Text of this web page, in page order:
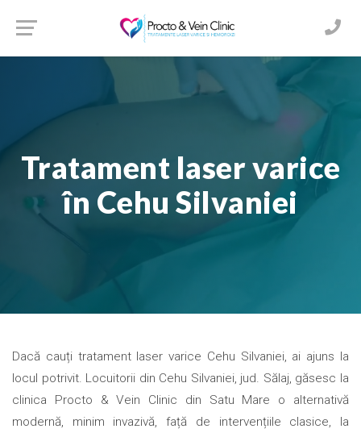
Tratament laser varice
în Cehu Silvaniei
Dacă cauți tratament laser varice Cehu Silvaniei, ai ajuns la
locul potrivit. Locuitorii din Cehu Silvaniei, jud. Sălaj, găsesc la
clinica Procto & Vein Clinic din Satu Mare o alternativă
modernă, minim invazivă, față de intervențiile clasice, la